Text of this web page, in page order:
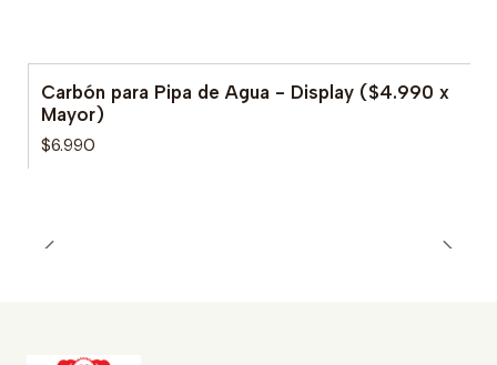
Carbón para Pipa de Agua - Display ($4.990 x
Mayor)
$6.990